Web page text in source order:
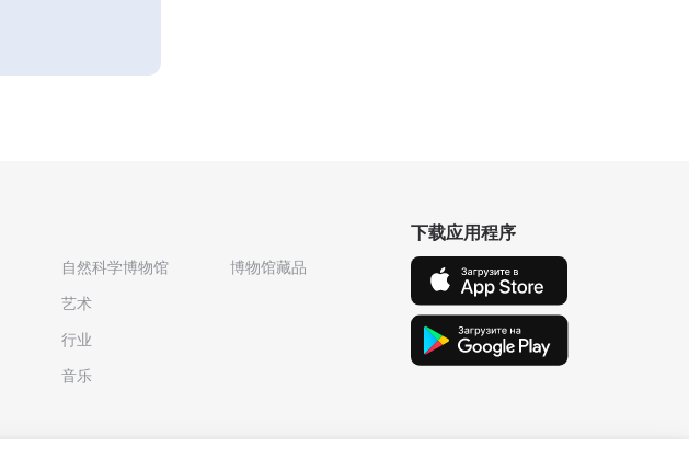
自然科学博物馆
艺术
行业
音乐
博物馆藏品
下载应用程序